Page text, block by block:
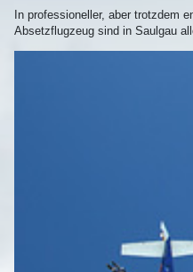
In professioneller, aber trotzdem
Absetzflugzeug sind in Saulgau